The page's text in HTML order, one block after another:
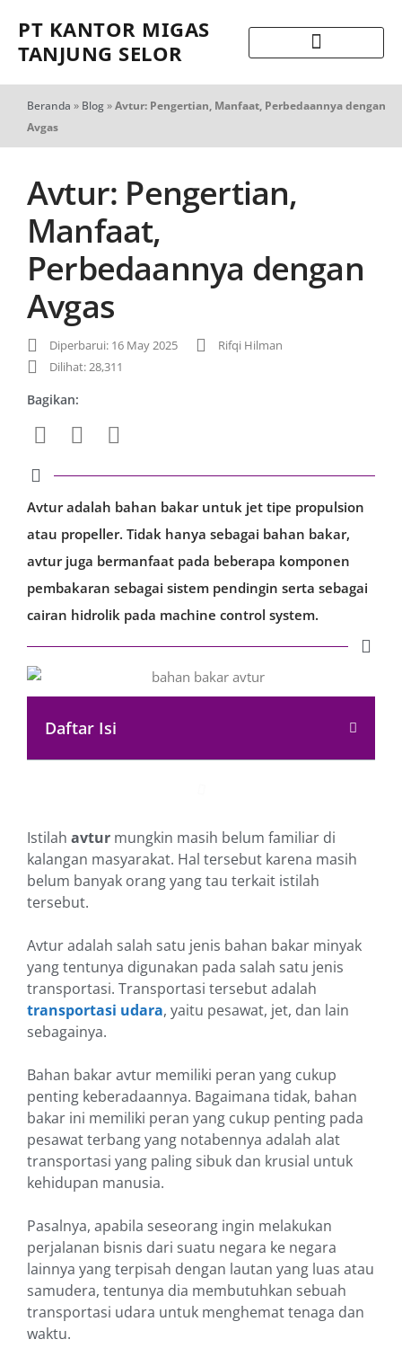
PT KANTOR MIGAS
TANJUNG SELOR
Beranda » Blog»Avtur: Pengertian, Manfaat, Perbedaannya dengan
Avgas
Avtur: Pengertian,
Manfaat,
Perbedaannya dengan
Avgas
Diperbarui: 16 May 2025
Rifqi Hilman
Dilihat: 28,311
Bagikan:
Avtur adalah bahan bakar untuk jet tipe propulsion
atau propeller. Tidak hanya sebagai bahan bakar,
avtur juga bermanfaat pada beberapa komponen
pembakaran sebagai sistem pendingin serta sebagai
cairan hidrolik pada machine control system.
Daftar Isi
Istilah avtur mungkin masih belum familiar di
kalangan masyarakat. Hal tersebut karena masih
belum banyak orang yang tau terkait istilah
tersebut.
Avtur adalah salah satu jenis bahan bakar minyak
yang tentunya digunakan pada salah satu jenis
transportasi. Transportasi tersebut adalah
transportasi udara, yaitu pesawat, jet, dan lain
sebagainya.
Bahan bakar avtur memiliki peran yang cukup
penting keberadaannya. Bagaimana tidak, bahan
bakar ini memiliki peran yang cukup penting pada
pesawat terbang yang notabennya adalah alat
transportasi yang paling sibuk dan krusial untuk
kehidupan manusia.
Pasalnya, apabila seseorang ingin melakukan
perjalanan bisnis dari suatu negara ke negara
lainnya yang terpisah dengan lautan yang luas atau
samudera, tentunya dia membutuhkan sebuah
transportasi udara untuk menghemat tenaga dan
waktu.